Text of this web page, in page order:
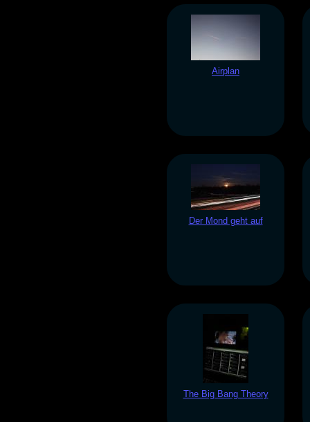
Airplan
Der Mond geht auf
The Big Bang Theory